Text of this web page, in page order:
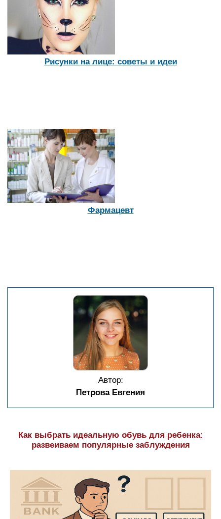
Рисунки на лице: советы и идеи
Фармацевт
Автор:
Петрова Евгения
Как выбрать идеальную обувь для ребенка:
развеиваем популярные заблуждения